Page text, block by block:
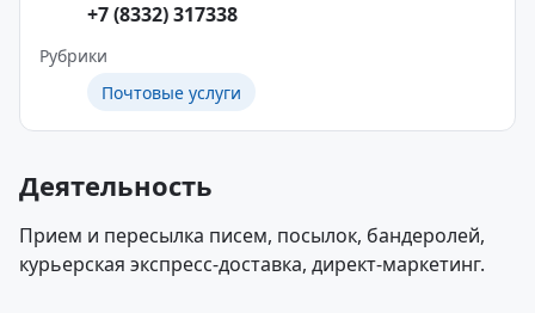
+7 (8332) 317338
Рубрики
Почтовые услуги
Деятельность
Прием и пересылка писем, посылок, бандеролей,
курьерская экспресс-доставка, директ-маркетинг.